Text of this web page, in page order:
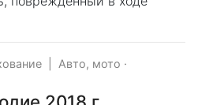
Авто, мото ·